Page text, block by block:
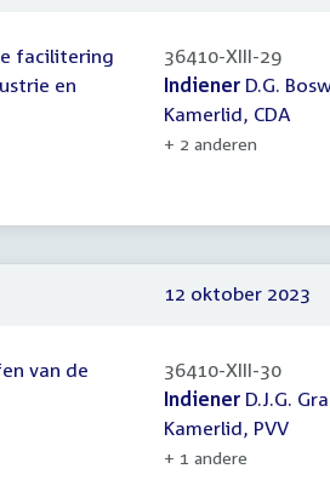
facilitering
en
36410-XIII-29
IndienerD.G.
Kamerlid, CDA
+ 2 anderen
12 oktober 2023
van de
36410-XIII-30
IndienerD.J.G.
Kamerlid, PVV
+ 1 andere